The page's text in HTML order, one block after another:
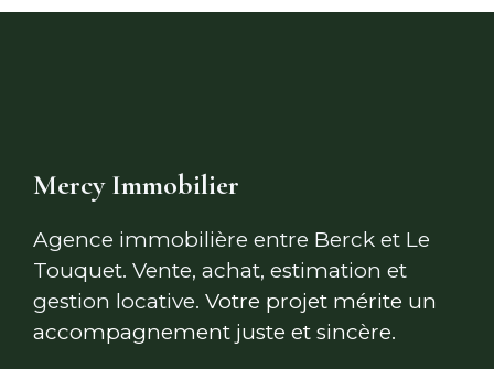
Mercy Immobilier
Agence immobilière entre Berck et Le
Touquet. Vente, achat, estimation et
gestion locative. Votre projet mérite un
accompagnement juste et sincère.